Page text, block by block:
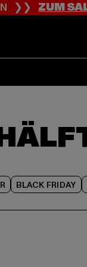
❯❯ZUM
BLACK FRIDAY